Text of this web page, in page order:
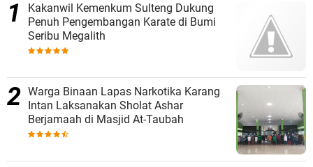
Kakanwil Kemenkum Sulteng Dukung
Penuh Pengembangan Karate di Bumi
Seribu Megalith
Warga Binaan Lapas Narkotika Karang
Intan Laksanakan Sholat Ashar
Berjamaah di Masjid At-Taubah